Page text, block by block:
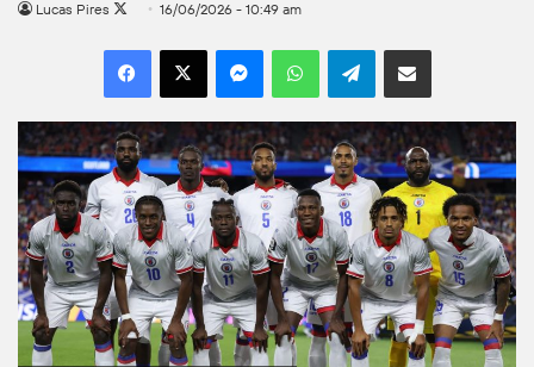
Lucas Pires
Follow
X
16/06/2026 - 10:49 am
Facebook
X MessengerWhatsAppTelegramCompartilhar por e-mail